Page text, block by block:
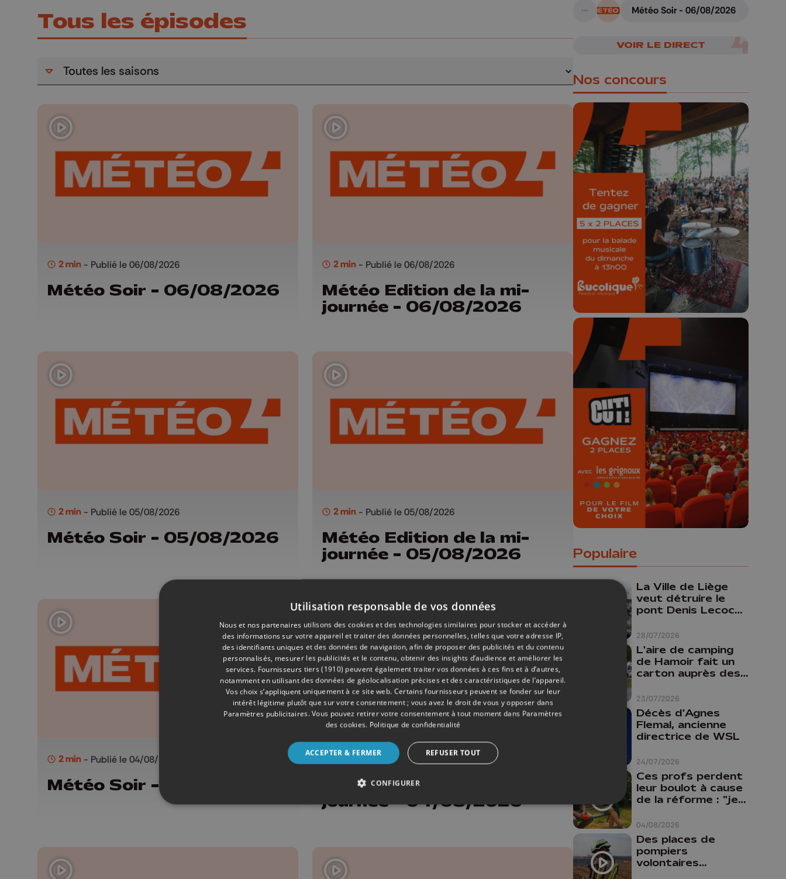
Tous les épisodes
2 min - Publié le 06/08/2026
Météo Soir - 06/08/2026
2 min - Publié le 06/08/2026
Météo Edition de la mi-
journée - 06/08/2026
2 min - Publié le 05/08/2026
Météo Soir - 05/08/2026
2 min - Publié le 05/08/2026
Météo Edition de la mi-
journée - 05/08/2026
2 min - Publié le 04/08/2026
Météo Soir - 04/08/2026
2 min - Publié le 04/08/2026
Météo Edition de la mi-
journée - 04/08/2026
A suivre
Météo Soir - 06/08/2026
VOIR LE DIRECT
Nos concours
🎁 Gagnez 5x2
places pour le
Bucolique Ferrières
Festival 🌿🎶
Concours valable jusqu'au 9 août,
23h59.
🎬 Concours CUT x
Les Grignoux ✨
Concours permanent - 2 places à
gagner chaque semaine !
Populaire
28/07/2026
La Ville de Liège
veut détruire le
pont Denis Lecocq
budget pour le
faire
23/07/2026
L'aire de camping
de Hamoir fait un
carton auprès des
24/07/2026
Décès d'Agnes
Flemal, ancienne
directrice de WSL
04/08/2026
Ces profs perdent
leur boulot à cause
de la réforme : "je
comme prof que
comme
pharmacienne"
Des places de
pompiers
volontaires
Utilisation responsable de vos données
Nous et nos partenaires utilisons des cookies et des technologies similaires pour stocker et accéder à
des informations sur votre appareil et traiter des données personnelles, telles que votre adresse IP,
des identifiants uniques et des données de navigation, afin de proposer des publicités et du contenu
personnalisés, mesurer les publicités et le contenu, obtenir des insights d’audience et améliorer les
services. Fournisseurs tiers (1910) peuvent également traiter vos données à ces fins et à d’autres,
notamment en utilisant des données de géolocalisation précises et des caractéristiques de l’appareil.
Vos choix s’appliquent uniquement à ce site web. Certains fournisseurs peuvent se fonder sur leur
intérêt légitime plutôt que sur votre consentement ; vous avez le droit de vous y opposer dans
Paramètres publicitaires. Vous pouvez retirer votre consentement à tout moment dans Paramètres
des cookies. Politique de confidentialité
ACCEPTER & FERMER REFUSER TOUT
CONFIGURER